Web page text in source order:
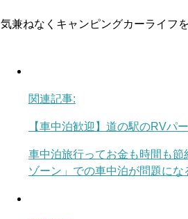
気兼ねなくキャンピングカーライフ
関連記事:
【車中泊歓迎】道の駅のRVパ
車中泊旅行ってお金も時間も
ゾーン」での車中泊が問題に